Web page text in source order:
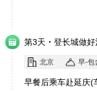
第3天 · 登长城做好
园遗址公园
北京 早-包
早餐后乘车赴延庆(